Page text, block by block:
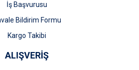
Gönder
İş Başvurusu
Bildirim Formu
Kargo Takibi
ALIŞVERİŞ